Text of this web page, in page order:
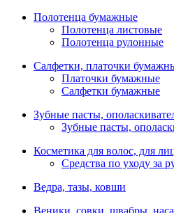
Полотенца бумажные
Полотенца листовые
Полотенца рулонные
Салфетки, платочки
Платочки бумажные
Салфетки бумажные
Зубные пасты,
Зубные пасты,
Косметика для волос, для
Средства по уходу за
Ведра, тазы, ковши
Веники, совки, швабры,